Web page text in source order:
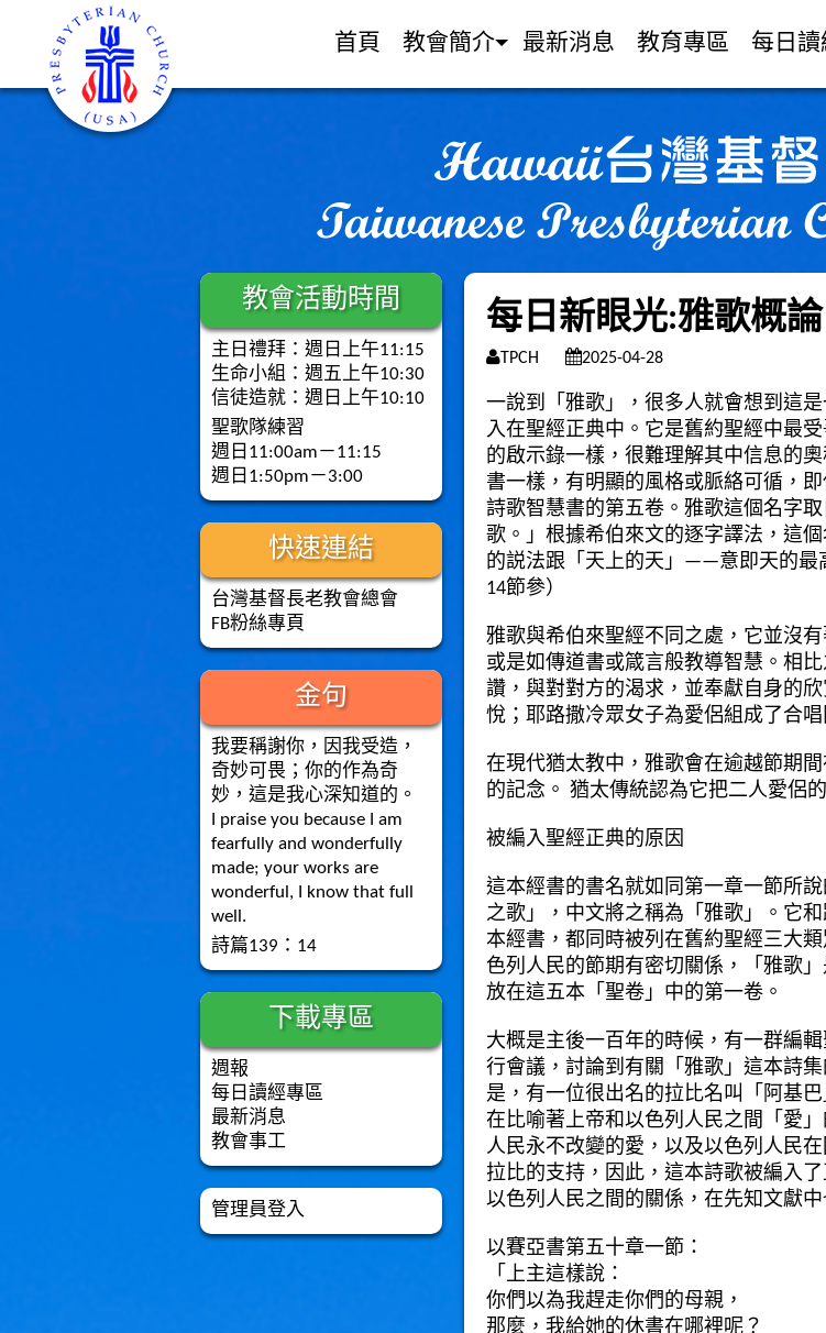
首頁 教會簡介 最新消息 教育專區 每日讀
每日新眼光:雅歌概論
TPCH 2025-04-28
一說到「雅歌」，很多人就會想到這
入在聖經正典中。它是舊約聖經中最
的啟示錄一樣，很難理解其中信息的
書一樣，有明顯的風格或脈絡可循，
詩歌智慧書的第五卷。雅歌這個名字
歌。」根據希伯來文的逐字譯法，這
的説法跟「天上的天」——意即天的
14節參）
雅歌與希伯來聖經不同之處，它並沒
或是如傳道書或箴言般教導智慧。 相
讚，與對對方的渴求，並奉獻自身的
悅；耶路撒冷眾女子為愛侶組成了合
在現代猶太教中，雅歌會在逾越節期
的記念。 猶太傳統認為它把二人愛侶
被編入聖經正典的原因
這本經書的書名就如同第一章一節所
之歌」，中文將之稱為「雅歌」。它
本經書，都同時被列在舊約聖經三大
色列人民的節期有密切關係，「雅歌
放在這五本「聖卷」中的第一卷。
大概是主後一百年的時候，有一群編
行會議，討論到有關「雅歌」這本詩
是，有一位很出名的拉比名叫「阿基
在比喻著上帝和以色列人民之間「愛
人民永不改變的愛，以及以色列人民
拉比的支持，因此，這本詩歌被編入
以色列人民之間的關係，在先知文獻中
以賽亞書第五十章一節：
「上主這樣說：
你們以為我趕走你們的母親，
那麼，我給她的休書在哪裡呢？
教會活動時間
主日禮拜：週日上午11:15
生命小組：週五上午10:30
信徒造就：週日上午10:10
聖歌隊練習
週日11:00am－11:15
週日1:50pm－3:00
快速連結
台灣基督長老教會總會
FB粉絲專頁
金句
我要稱謝你，因我受造，
奇妙可畏；你的作為奇
妙，這是我心深知道的。
I praise you because I am
fearfully and wonderfully
made; your works are
wonderful, I know that full
well.
詩篇139：14
下載專區
週報
每日讀經專區
最新消息
教會事工
管理員登入